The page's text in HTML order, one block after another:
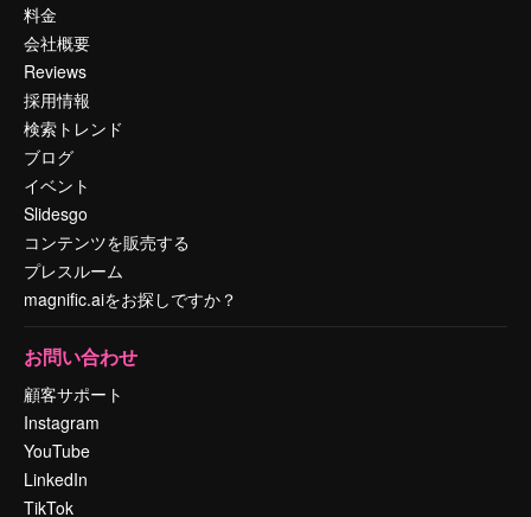
料金
会社概要
Reviews
採用情報
検索トレンド
ブログ
イベント
Slidesgo
コンテンツを販売する
プレスルーム
magnific.aiをお探しですか？
お問い合わせ
顧客サポート
Instagram
YouTube
LinkedIn
TikTok